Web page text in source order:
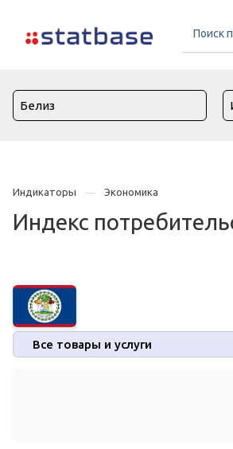
Индикаторы Экономика
Индекс